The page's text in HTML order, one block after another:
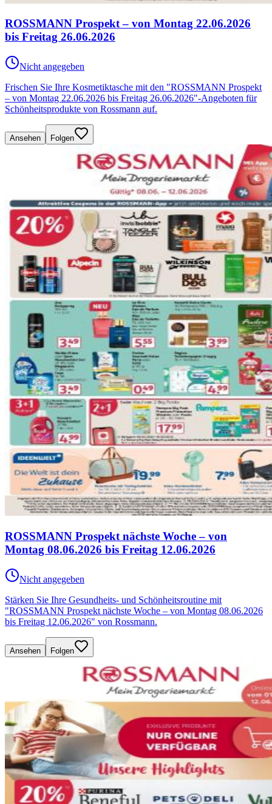
ROSSMANN Prospekt – von Montag 22.06.2026
bis Freitag 26.06.2026
Nicht angegeben
Frischen Sie Ihre Kosmetiktasche mit den "ROSSMANN Prospekt
– von Montag 22.06.2026 bis Freitag 26.06.2026"-Angeboten für
Schönheitsprodukte von Rossmann auf.
Ansehen Folgen
ROSSMANN Prospekt nächste Woche – von
Montag 08.06.2026 bis Freitag 12.06.2026
Nicht angegeben
Stärken Sie Ihre Gesundheits- und Schönheitsroutine mit
"ROSSMANN Prospekt nächste Woche – von Montag 08.06.2026
bis Freitag 12.06.2026" von Rossmann.
Ansehen Folgen